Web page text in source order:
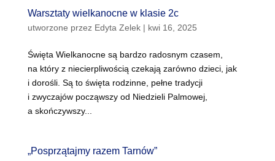
Warsztaty wielkanocne w klasie 2c
utworzone przez Edyta Zelek| kwi 16, 2025
Święta Wielkanocne są bardzo radosnym czasem,
na który z niecierpliwością czekają zarówno dzieci, jak
i dorośli. Są to święta rodzinne, pełne tradycji
i zwyczajów począwszy od Niedzieli Palmowej,
a skończywszy...
„Posprzątajmy razem Tarnów”